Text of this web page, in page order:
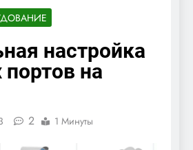
настройка
на
2 1 Минуты